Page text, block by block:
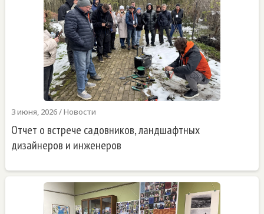
3 июня, 2026/Новости
Отчет о встрече садовников, ландшафтных
дизайнеров и инженеров